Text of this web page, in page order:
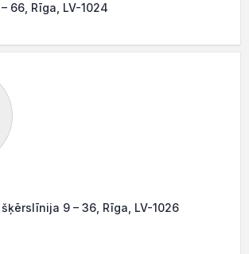
66, Rīga, LV-1024
9 – 36, Rīga, LV-1026